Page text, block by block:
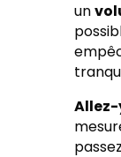
un
Allez-